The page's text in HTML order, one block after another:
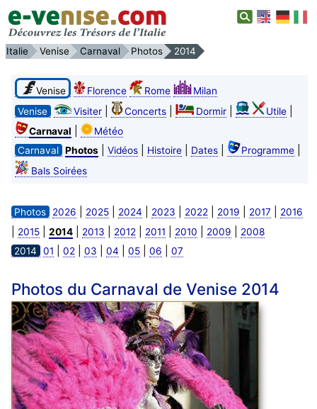
Italie Venise Carnaval Photos 2014
Venise Florence Rome
Milan
Venise
Visiter| Concerts| Dormir| Utile|
Carnaval
Météo
Carnaval Photos| Vidéos| Histoire| Dates| Programme|
Bals Soirées
Photos 2026 2025| 2024 2023 2022 2019 2017 2016
2015| 2014| 2013 2012 2011 2010 2009
2008
2014
01 02 03 04 05| 06 07
Photos du Carnaval de Venise 2014